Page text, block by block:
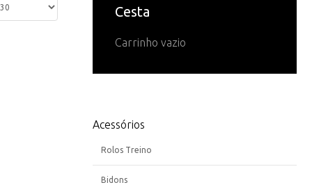
Cesta
Carrinho vazio
Acessórios
Rolos Treino
Bidons